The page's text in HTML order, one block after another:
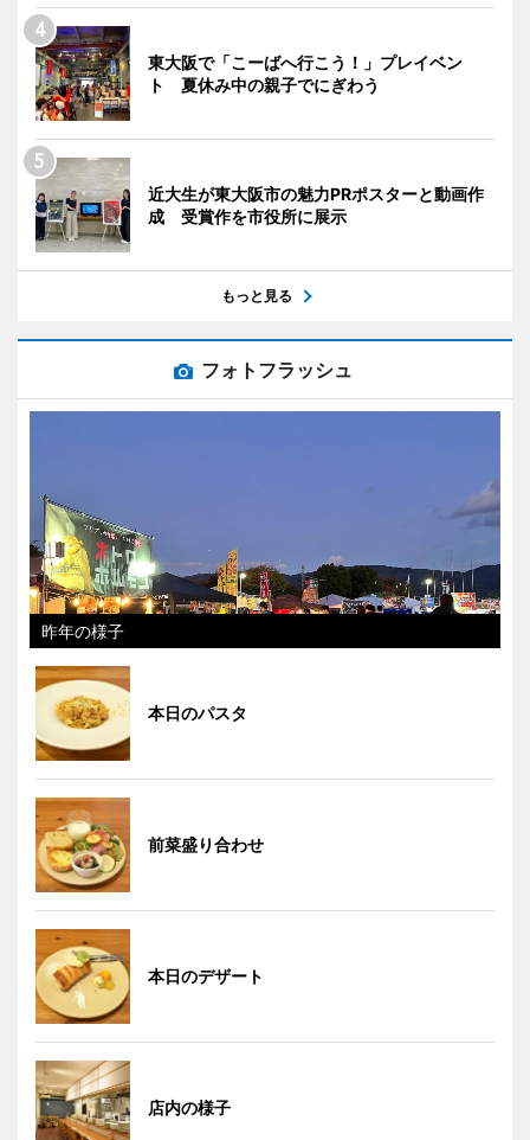
東大阪で「こーばへ行こう！」プレイベン
ト 夏休み中の親子でにぎわう
近大生が東大阪市の魅力PRポスターと動画作
成 受賞作を市役所に展示
もっと見る
フォトフラッシュ
昨年の様子
本日のパスタ
前菜盛り合わせ
本日のデザート
店内の様子